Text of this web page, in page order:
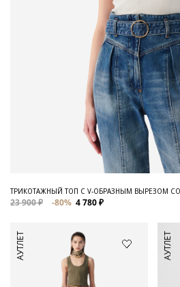
ТРИКОТАЖНЫЙ ТОП С V-ОБРАЗНЫМ ВЫРЕЗОМ
23 900 ₽ -80% 4 780 ₽
АУТЛЕТ АУТЛЕТ